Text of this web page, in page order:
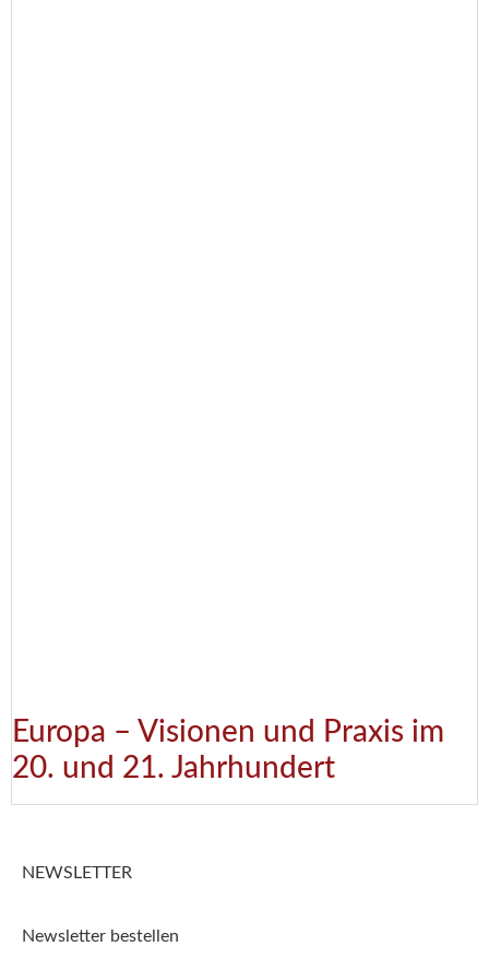
Europa – Visionen und Praxis im
20. und 21. Jahrhundert
NEWSLETTER
Newsletter bestellen